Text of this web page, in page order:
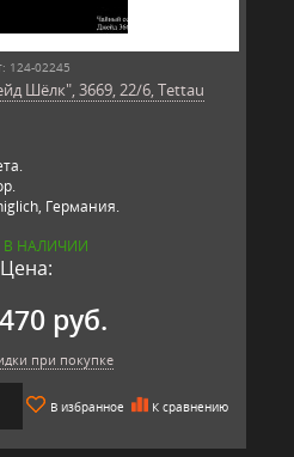
124-02245
Шёлк", 3669, 22/6, Tettau
Германия.
В НАЛИЧИИ
Цена:
руб.
при покупке
В избранное К сравнению